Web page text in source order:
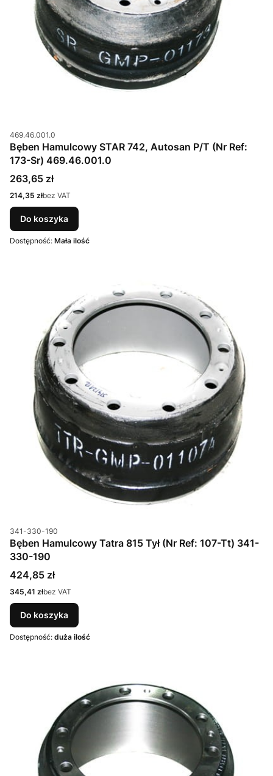
Kod produktu
469.46.001.0
Bęben Hamulcowy STAR 742, Autosan P/T (Nr Ref:
173-Sr) 469.46.001.0
Cena
263,65 zł
Cena
214,35 złbez VAT
Do koszyka
Dostępność: Mała ilość
Kod produktu
341-330-190
Bęben Hamulcowy Tatra 815 Tył (Nr Ref: 107-Tt) 341-
330-190
Cena
424,85 zł
Cena
345,41 złbez VAT
Do koszyka
Dostępność: duża ilość